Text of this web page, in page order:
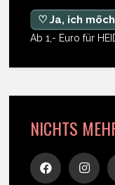
♡ Ja, ich
Ab 1,- Euro für
NICHTS